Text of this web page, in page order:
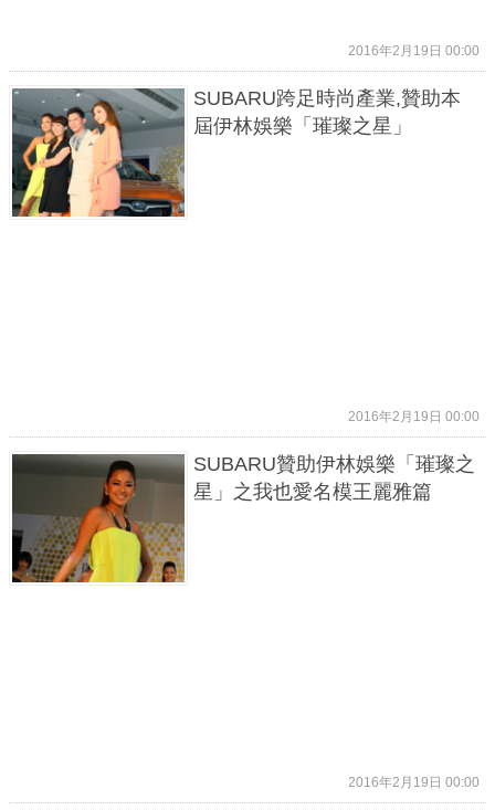
2016年2月19日 00:00
SUBARU跨足時尚產業,贊助本
屆伊林娛樂「璀璨之星」
2016年2月19日 00:00
SUBARU贊助伊林娛樂「璀璨之
星」之我也愛名模王麗雅篇
2016年2月19日 00:00